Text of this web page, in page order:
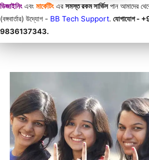
ডিজাইনিং এবং মার্কেটিং এর সমস্ত রকম সার্ভিসপান আমাদের
(বঙ্গবার্তার) উদ্যোগ - BB Tech Support. যোগাযোগ -
9836137343.